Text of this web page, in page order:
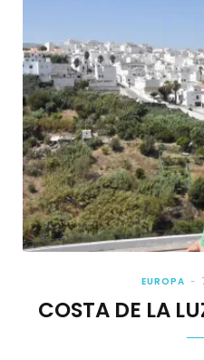
EUROPA
COSTA DE LA